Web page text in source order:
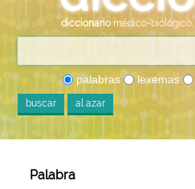
diccionario médico-
palabras lexemas
buscar al azar
Palabra